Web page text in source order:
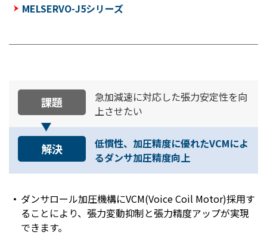
MELSERVO-J5シリーズ
課題
急加減速に対応した張力安定性を向
上させたい
解決
低慣性、加圧精度に優れたVCMによ
るダンサ加圧精度向上
ダンサロール加圧機構にVCM(Voice Coil Motor)採用す
ることにより、張力変動抑制と張力精度アップが実現
できます。